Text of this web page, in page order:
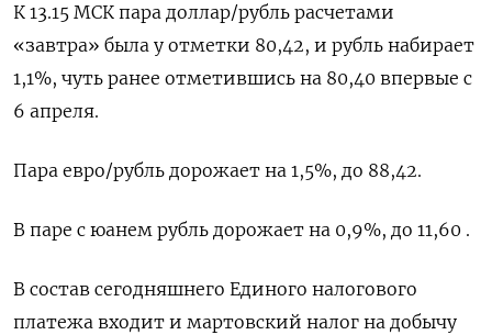
К 13.15 МСК пара доллар/рубль расчетами
«завтра» была у отметки 80,42, и рубль набирает
1,1%, чуть ранее отметившись на 80,40 впервые с
6 апреля.
Пара евро/рубль дорожает на 1,5%, до 88,42.
В паре с юанем рубль дорожает на 0,9%, до 11,60 .
В состав сегодняшнего Единого налогового
платежа входит и мартовский налог на добычу